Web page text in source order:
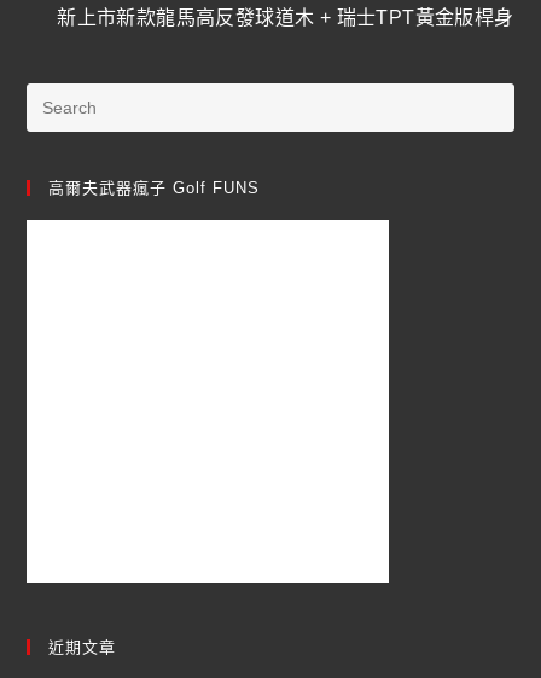
新上市新款龍馬高反發球道木 + 瑞士TPT黃金版桿身
高爾夫武器瘋子 Golf FUNS
近期文章